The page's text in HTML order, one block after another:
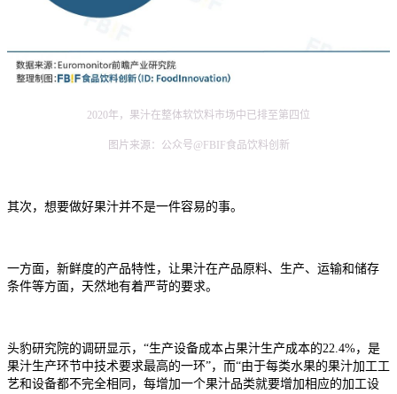
2020年，果汁在整体软饮料市场中已排至第四位
图片来源：公众号@FBIF食品饮料创新
其次，想要做好果汁并不是一件容易的事。
一方面，新鲜度的产品特性，让果汁在产品原料、生产、运输和储存
条件等方面，天然地有着严苛的要求。
头豹研究院的调研显示，“生产设备成本占果汁生产成本的22.4%，是
果汁生产环节中技术要求最高的一环”，而“由于每类水果的果汁加工工
艺和设备都不完全相同，每增加一个果汁品类就要增加相应的加工设